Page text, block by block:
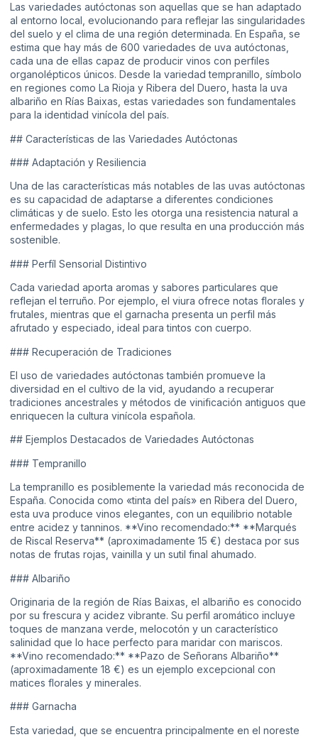
Las variedades autóctonas son aquellas que se han adaptado
al entorno local, evolucionando para reflejar las singularidades
del suelo y el clima de una región determinada. En España, se
estima que hay más de 600 variedades de uva autóctonas,
cada una de ellas capaz de producir vinos con perfiles
organolépticos únicos. Desde la variedad tempranillo, símbolo
en regiones como La Rioja y Ribera del Duero, hasta la uva
albariño en Rías Baixas, estas variedades son fundamentales
para la identidad vinícola del país.
## Características de las Variedades Autóctonas
### Adaptación y Resiliencia
Una de las características más notables de las uvas autóctonas
es su capacidad de adaptarse a diferentes condiciones
climáticas y de suelo. Esto les otorga una resistencia natural a
enfermedades y plagas, lo que resulta en una producción más
sostenible.
### Perfíl Sensorial Distintivo
Cada variedad aporta aromas y sabores particulares que
reflejan el terruño. Por ejemplo, el viura ofrece notas florales y
frutales, mientras que el garnacha presenta un perfil más
afrutado y especiado, ideal para tintos con cuerpo.
### Recuperación de Tradiciones
El uso de variedades autóctonas también promueve la
diversidad en el cultivo de la vid, ayudando a recuperar
tradiciones ancestrales y métodos de vinificación antiguos que
enriquecen la cultura vinícola española.
## Ejemplos Destacados de Variedades Autóctonas
### Tempranillo
La tempranillo es posiblemente la variedad más reconocida de
España. Conocida como «tinta del país» en Ribera del Duero,
esta uva produce vinos elegantes, con un equilibrio notable
entre acidez y tanninos. **Vino recomendado:** **Marqués
de Riscal Reserva** (aproximadamente 15 €) destaca por sus
notas de frutas rojas, vainilla y un sutil final ahumado.
### Albariño
Originaria de la región de Rías Baixas, el albariño es conocido
por su frescura y acidez vibrante. Su perfil aromático incluye
toques de manzana verde, melocotón y un característico
salinidad que lo hace perfecto para maridar con mariscos.
**Vino recomendado:** **Pazo de Señorans Albariño**
(aproximadamente 18 €) es un ejemplo excepcional con
matices florales y minerales.
### Garnacha
Esta variedad, que se encuentra principalmente en el noreste